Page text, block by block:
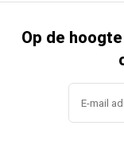
Op de